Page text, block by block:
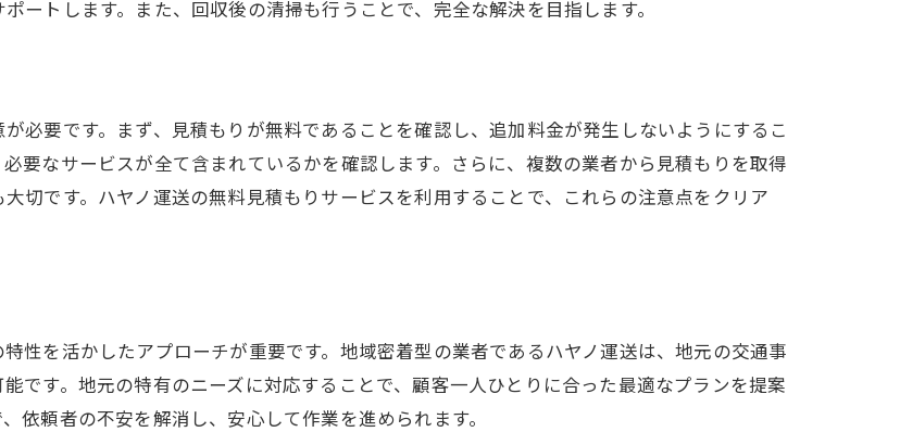
らの声に基づくサービス改善
せることで得られる安心感
が提供する付加価値
よる効率的な回収の流れ
市足代でのゴミ屋敷回収問題解決の鍵は無料見積もり
積もりで始まる解決への第一歩
ートします。また、回収後の清掃も行うことで、完全な解決を目指します。
必要です。まず、見積もりが無料であることを確認し、追加料金が発生しないようにするこ
要なサービスが全て含まれているかを確認します。さらに、複数の業者から見積もりを取得
切です。ハヤノ運送の無料見積もりサービスを利用することで、これらの注意点をクリア
性を活かしたアプローチが重要です。地域密着型の業者であるハヤノ運送は、地元の交通事
です。地元の特有のニーズに対応することで、顧客一人ひとりに合った最適なプランを提案
依頼者の不安を解消し、安心して作業を進められます。